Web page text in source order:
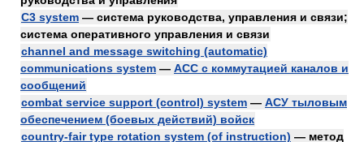
C3 system — система руководства, управления и связи;
система оперативного управления и связи
channel and message switching (automatic)
communications system — АСС с коммутацией каналов и
сообщений
combat service support (control) system — АСУ тыловым
обеспечением (боевых действий) войск
country-fair type rotation system (of instruction) — метод